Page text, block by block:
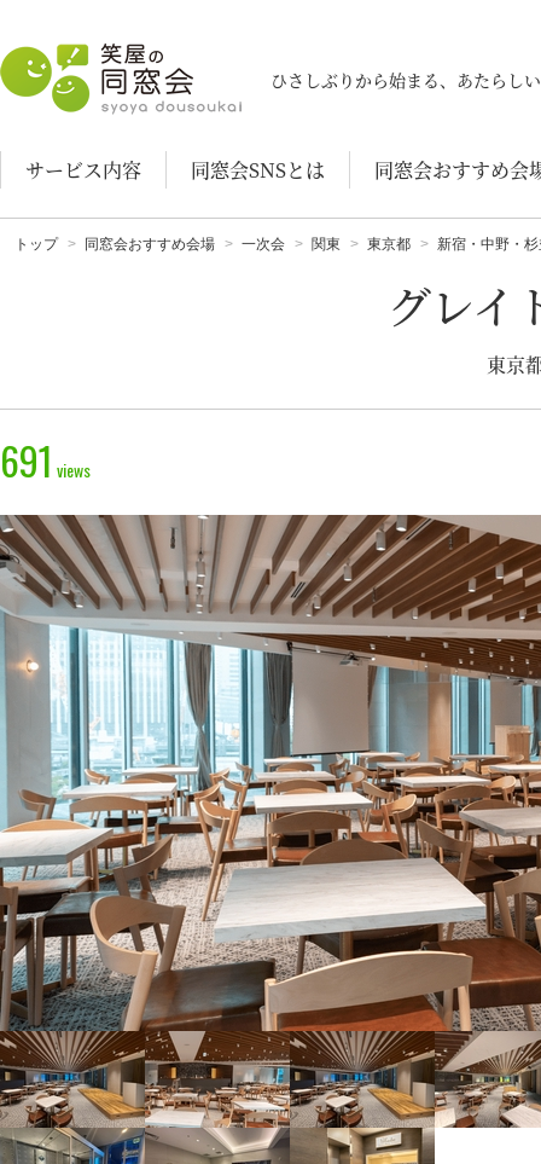
笑屋の同窓会
ひさしぶりから始まる、あたらし
サービス内容 同窓会SNSとは 同窓会おすすめ会
トップ 同窓会おすすめ会場 一次会 関東 東京都 新宿・中野・
グレイ
東京
691 views